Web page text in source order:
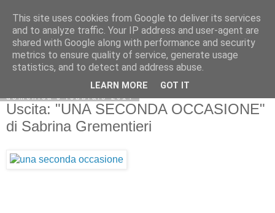
domenica 9 febbraio 2014
Uscita: "UNA SECONDA OCCASIONE"
di Sabrina Grementieri
This site uses cookies from Google to deliver its services
and to analyze traffic. Your IP address and user-agent are
shared with Google along with performance and security
metrics to ensure quality of service, generate usage
statistics, and to detect and address abuse.
LEARN MORE GOT IT